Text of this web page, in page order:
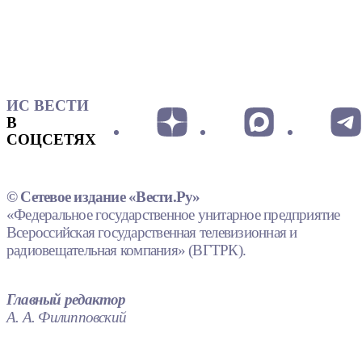
ИС ВЕСТИ
В
СОЦСЕТЯХ
© Сетевое издание «Вести.Ру»
«Федеральное государственное унитарное предприятие
Всероссийская государственная телевизионная и
радиовещательная компания» (ВГТРК).
Главный редактор
А. А. Филипповский